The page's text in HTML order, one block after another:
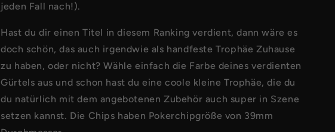
jeden Fall nach!).
Hast du dir einen Titel in diesem Ranking verdient, dann wäre es
doch schön, das auch irgendwie als handfeste Trophäe Zuhause
zu haben, oder nicht? Wähle einfach die Farbe deines verdienten
Gürtels aus und schon hast du eine coole kleine Trophäe, die du
du natürlich mit dem angebotenen Zubehör auch super in Szene
setzen kannst. Die Chips haben Pokerchipgröße von 39mm